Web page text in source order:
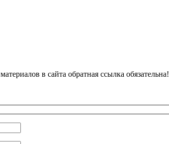
в сайта обратная ссылка обязательна!